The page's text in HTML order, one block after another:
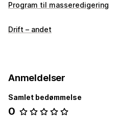
Program til masseredigering
Redigerbare ressourcer
Massesletning
Drift – andet
Anmeldelser
Samlet bedømmelse
0